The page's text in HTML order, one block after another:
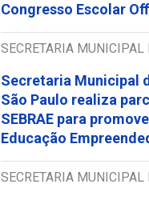
Congresso Escolar
SECRETARIA MUNICIPAL
Secretaria Municipal
São Paulo realiza
SEBRAE para
Educação
SECRETARIA MUNICIPAL